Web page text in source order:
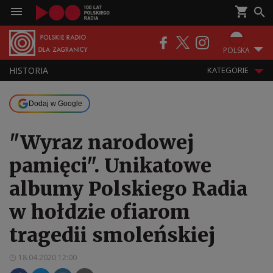
POLSKA
HISTORIA KATEGORIE
Dodaj w Google
"Wyraz narodowej
pamięci". Unikatowe
albumy Polskiego Radia
w hołdzie ofiarom
tragedii smoleńskiej
18.04.2020 12:00